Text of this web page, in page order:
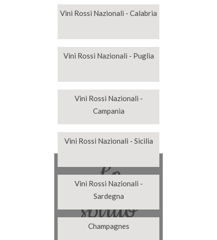
Lo
spirito
Vini Rossi Nazionali - Calabria
Vini Rossi Nazionali - Puglia
Vini Rossi Nazionali -
Campania
Vini Rossi Nazionali - Sicilia
Vini Rossi Nazionali -
Sardegna
Champagnes